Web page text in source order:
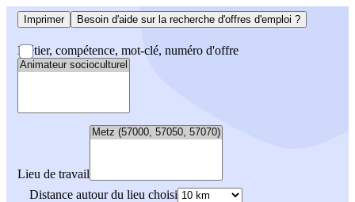
Imprimer Besoin d'aide sur la recherche d'offres d'emploi ?
Métier, compétence, mot-clé, numéro d'offre
Lieu de travail
Distance autour du lieu choisi